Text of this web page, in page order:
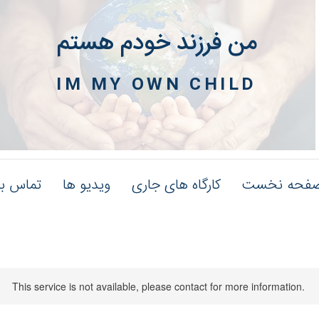
من فرزند خودم هستم
IM MY OWN CHILD
تماس ویدیو ها کارگاه های جاری نخست
This service is not available, please contact for more information.